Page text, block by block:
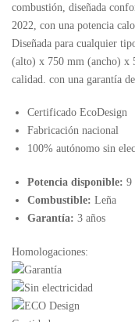
combustión, diseñada
2022, con una potencia
Diseñada para cualquier
(alto) x 750 mm (ancho) x
calidad. con una garantía de
Certificado EcoDesign
Fabricación nacional
100% autónomo sin
Potencia disponible: 9
Combustible: Leña
Garantía: 3 años
Homologaciones: